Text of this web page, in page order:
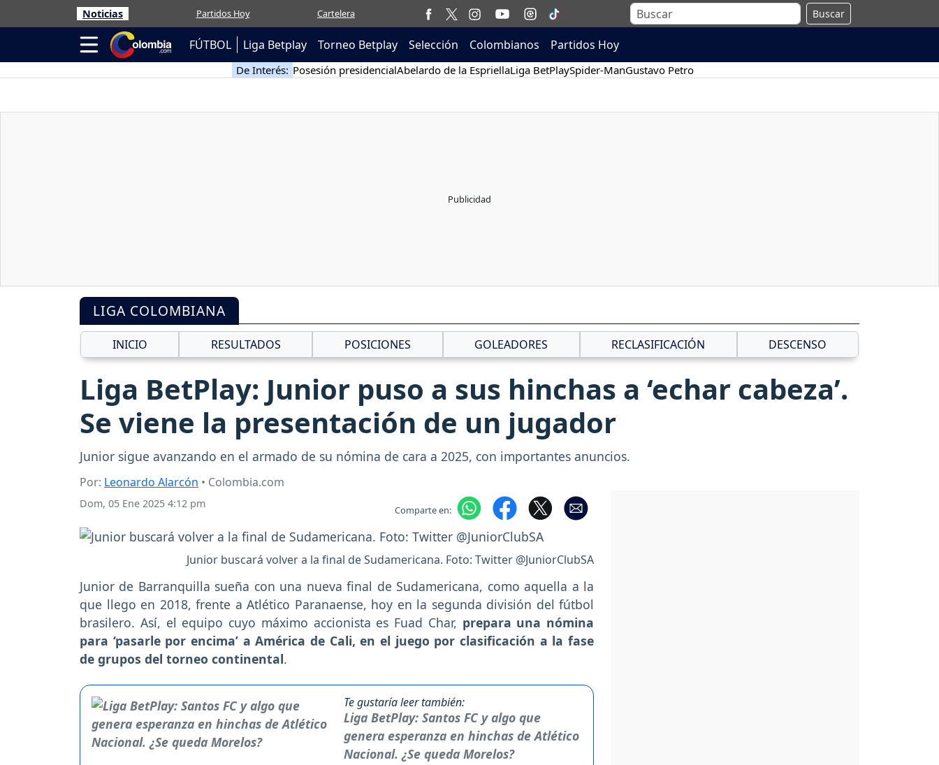
Noticias Partidos Hoy Cartelera Buscar
FÚTBOL Liga Betplay Torneo Betplay Selección Colombianos Partidos Hoy
De Interés: Posesión presidencialAbelardo de la EspriellaLiga BetPlaySpider-ManGustavo Petro
LIGA COLOMBIANA
INICIO RESULTADOS POSICIONES GOLEADORES RECLASIFICACIÓN DESCENSO
Liga BetPlay: Junior puso a sus hinchas a ‘echar cabeza’.
Se viene la presentación de un jugador
Junior sigue avanzando en el armado de su nómina de cara a 2025, con importantes anuncios.
Por: Leonardo Alarcón • Colombia.com
Dom, 05 Ene 2025 4:12 pm Comparte en:
Junior buscará volver a la final de Sudamericana. Foto: Twitter @JuniorClubSA
Junior de Barranquilla sueña con una nueva final de Sudamericana, como aquella a la
que llego en 2018, frente a Atlético Paranaense, hoy en la segunda división del fútbol
brasilero. Así, el equipo cuyo máximo accionista es Fuad Char, prepara una nómina
para ‘pasarle por encima’ a América de Cali, en el juego por clasificación a la fase
de grupos del torneo continental.
Te gustaría leer también:
Liga BetPlay: Santos FC y algo que
genera esperanza en hinchas de Atlético
Nacional. ¿Se queda Morelos?